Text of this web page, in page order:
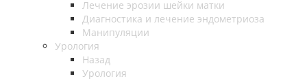
Лечение эрозии шейки матки
Диагностика и лечение эндометриоза
Манипуляции
Урология
Назад
Урология